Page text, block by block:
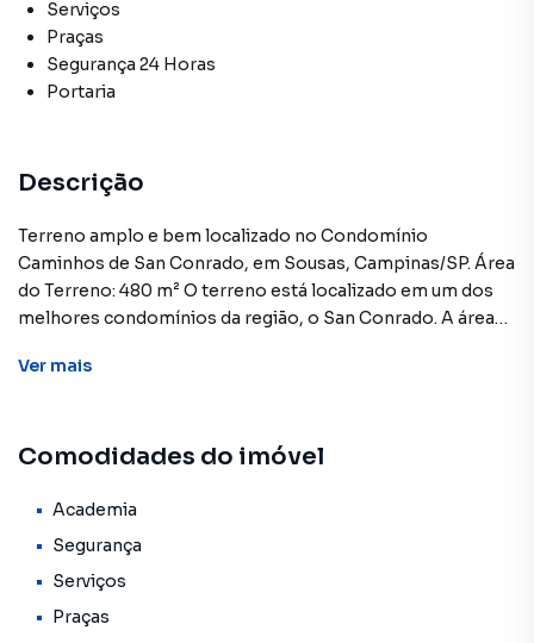
Serviços
Praças
Segurança 24 Horas
Portaria
Descrição
Terreno amplo e bem localizado no Condomínio
Caminhos de San Conrado, em Sousas, Campinas/SP. Área
do Terreno: 480 m² O terreno está localizado em um dos
melhores condomínios da região, o San Conrado. A área
residência em diversos estilos arquitetônicos.O
com ruas arborizadas, trilhas ecológicas e áreas de
completa, com segurança 24 horas, portaria controlada,
quadras esportivas, praças com playgrounds, academia ao
estratégica garante fácil acesso ao centro de Sousas, à
Rodovia Dom Pedro I e a diversos comércios e serviços da
Ver mais
Comodidades do imóvel
Academia
Segurança
Serviços
Praças